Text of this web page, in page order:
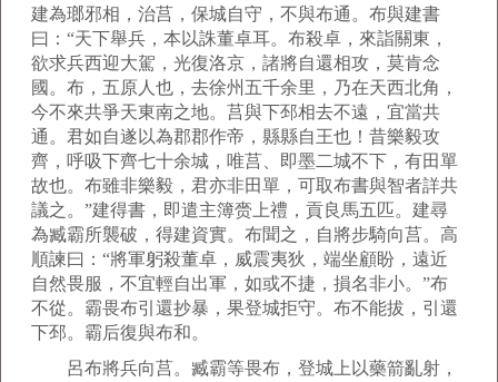
建為瑯邪相，治莒，保城自守，不與布通。布與建書
曰：“天下舉兵，本以誅董卓耳。布殺卓，來詣關東，
欲求兵西迎大駕，光復洛京，諸將自還相攻，莫肯念
國。布，五原人也，去徐州五千余里，乃在天西北角，
今不來共爭天東南之地。莒與下邳相去不遠，宜當共
通。君如自遂以為郡郡作帝，縣縣自王也！昔樂毅攻
齊，呼吸下齊七十余城，唯莒、即墨二城不下，有田單
故也。布雖非樂毅，君亦非田單，可取布書與智者詳共
議之。”建得書，即遣主簿赍上禮，貢良馬五匹。建尋
為臧霸所襲破，得建資實。布聞之，自將步騎向莒。高
順諫曰：“將軍躬殺董卓，威震夷狄，端坐顧盼，遠近
自然畏服，不宜輕自出軍，如或不捷，損名非小。”布
不從。霸畏布引還抄暴，果登城拒守。布不能拔，引還
下邳。霸后復與布和。
呂布將兵向莒。臧霸等畏布，登城上以藥箭亂射，